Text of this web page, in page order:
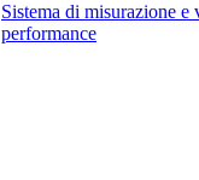
Sistema di misurazione e
performance